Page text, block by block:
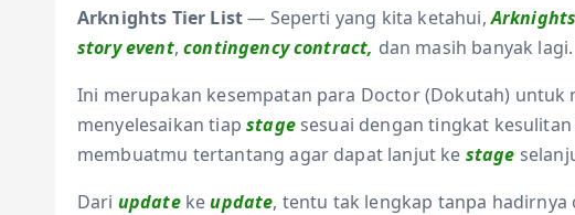
Arknights Tier List— Seperti yang kita ketahui,
story event,contingency contract, dan masih banyak lagi.
Ini merupakan kesempatan para Doctor (Dokutah)
menyelesaikan tiapstagesesuai dengan tingkat
membuatmu tertantang agar dapat lanjut ke stage
Dari update keupdate, tentu tak lengkap tanpa